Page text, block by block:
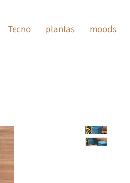
Tecno plantas moods